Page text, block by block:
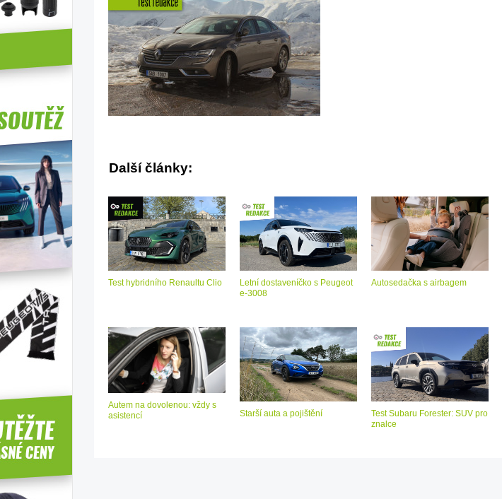
Další články:
Test hybridního Renaultu Clio
Letní dostaveníčko s Peugeot
e-3008
Autosedačka s airbagem
Autem na dovolenou: vždy s
asistencí
Starší auta a pojištění
Test Subaru Forester: SUV pro
znalce